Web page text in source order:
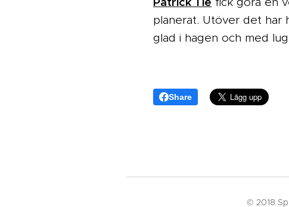
planerat. Utöver det har
glad i hagen och med
Share
© 2018